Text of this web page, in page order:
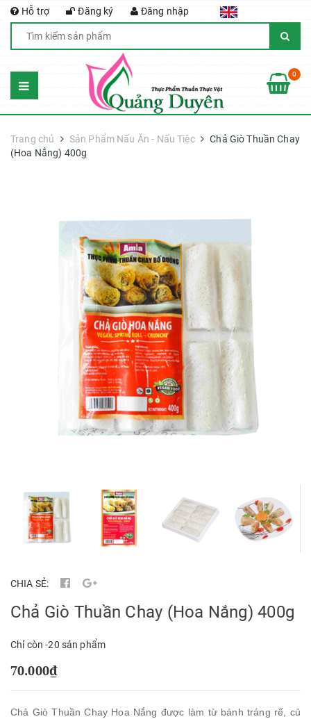
Hỗ trợ Đăng ký Đăng nhập
0
Trang chủ Sản Phẩm Nấu Ăn - Nấu Tiệc
Chả Giò Thuần Chay
(Hoa Nắng) 400g
CHIA SẺ:
Chả Giò Thuần Chay (Hoa Nắng) 400g
Chỉ còn -20 sản phẩm
70.000₫
Chả Giò Thuần Chay Hoa Nắng được làm từ bánh tráng rế, củ